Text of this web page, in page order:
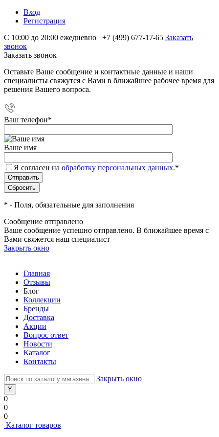
Вход
Регистрация
С 10:00 до 20:00 ежедневно
+7 (499) 677-17-65 Заказать
звонок
Заказать звонок
Оставьте Ваше сообщение и контактные данные и наши
специалисты свяжутся с Вами в ближайшее рабочее время для
решения Вашего вопроса.
Ваш телефон*
Ваше имя
Я согласен на обработку персональных данных.*
* - Поля, обязательные для заполнения
Сообщение отправлено
Ваше сообщение успешно отправлено. В ближайшее время с
Вами свяжется наш специалист
Закрыть окно
Главная
Отзывы
Блог
Коллекции
Бренды
Доставка
Акции
Вопрос ответ
Новости
Каталог
Контакты
Закрыть окно
0
0
0
Каталог товаров